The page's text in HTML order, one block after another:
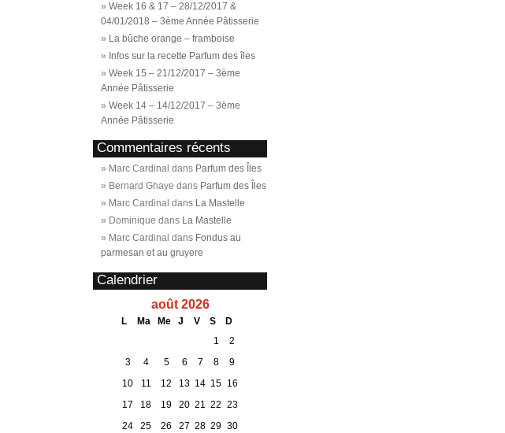
Week 16 & 17 – 28/12/2017 &
04/01/2018 – 3ème Année Pâtisserie
La bûche orange – framboise
Infos sur la recette Parfum des îles
Week 15 – 21/12/2017 – 3ème
Année Pâtisserie
Week 14 – 14/12/2017 – 3ème
Année Pâtisserie
Commentaires récents
Marc Cardinal dans Parfum des Îles
Bernard Ghaye dans Parfum des Îles
Marc Cardinal dans La Mastelle
Dominique dans La Mastelle
Marc Cardinal dans Fondus au
parmesan et au gruyere
Calendrier
août 2026
L Ma Me J V S D
1
2
3
4 5 6 7 8
9
10
11 12 13 14 15 16
17
18 19 20 21 22 23
24
25 26 27 28 29 30